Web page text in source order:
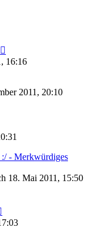
16:16
2011, 20:10
- Merkwürdiges
18. Mai 2011, 15:50